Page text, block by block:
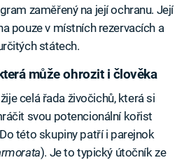
zaměřený na její ochranu. Její
pouze v místních rezervacích a
státech.
může ohrozit i člověka
celá řada živočichů, která si
svou potencionální kořist
této skupiny patří i parejnok
). Je to typický útočník ze